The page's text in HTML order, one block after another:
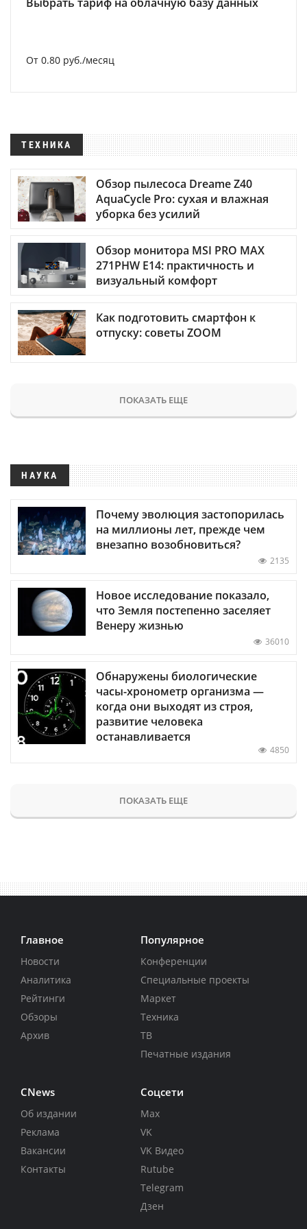
От 0.80 руб./месяц
ТЕХНИКА
Обзор пылесоса Dreame Z40
AquaCycle Pro: сухая и влажная
уборка без усилий
Обзор монитора MSI PRO MAX
271PHW E14: практичность и
визуальный комфорт
Как подготовить смартфон к
отпуску: советы ZOOM
ПОКАЗАТЬ ЕЩЕ
НАУКА
Почему эволюция застопорилась
на миллионы лет, прежде чем
внезапно возобновиться?
2135
Новое исследование показало,
что Земля постепенно заселяет
Венеру жизнью
36010
Обнаружены биологические
часы-хронометр организма —
когда они выходят из строя,
развитие человека
останавливается
4850
ПОКАЗАТЬ ЕЩЕ
Главное
Новости
Аналитика
Рейтинги
Обзоры
Архив
Популярное
Конференции
Специальные проекты
Маркет
Техника
ТВ
Печатные издания
CNews
Об издании
Реклама
Вакансии
Контакты
Соцсети
Max
VK
VK Видео
Rutube
Telegram
Дзен